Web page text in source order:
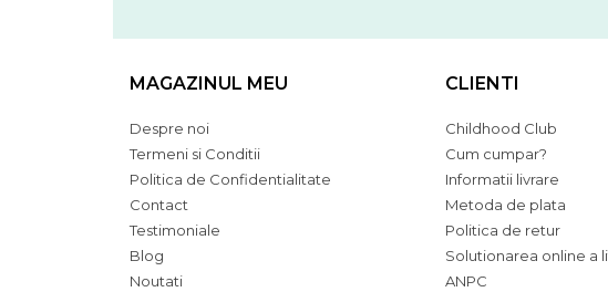
MAGAZINUL MEU
Despre noi
Termeni si Conditii
Politica de Confidentialitate
Contact
Testimoniale
Blog
Noutati
CLIENTI
Childhood Club
Cum cumpar?
Informatii livrare
Metoda de plata
Politica de retur
Solutionarea online a
ANPC